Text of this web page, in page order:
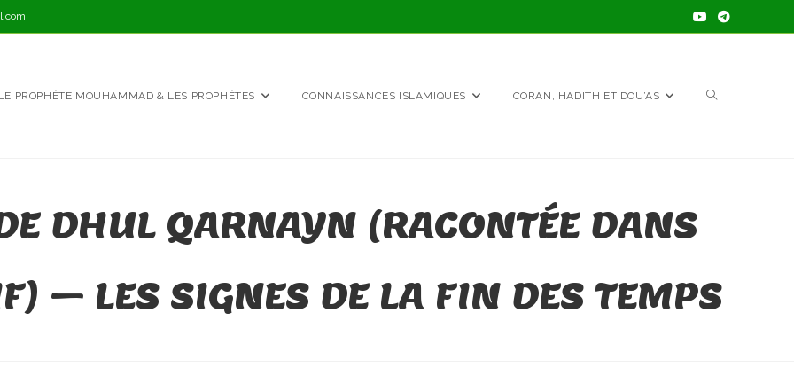
LE PROPHÈTE MOUHAMMAD & LES PROPHÈTES CONNAISSANCES ISLAMIQUES CORAN, HADITH ET DOU’AS TOGGLE
DHUL QARNAYN (RACONTÉE DANS
– LES SIGNES DE LA FIN DES TEMPS